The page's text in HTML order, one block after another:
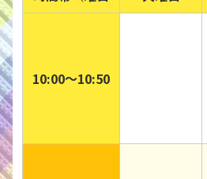
10:00〜10:50